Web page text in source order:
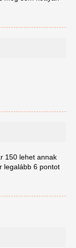
150 lehet annak
legalább 6 pontot